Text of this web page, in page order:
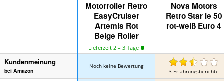
Motorroller Retro
EasyCruiser
Artemis Rot
Beige Roller
Lieferzeit 2 – 3 Tage
Nova Motors
Retro Star ie 50
rot-weiß Euro 4
Kundenmeinung
bei Amazon
Noch keine Bewertung
3 Erfahrungsberichte